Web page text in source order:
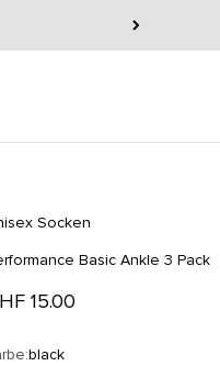
Socken
Basic Ankle 3 Pack
15.00
black